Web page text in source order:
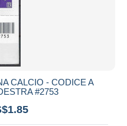
CALCIO - CODICE A
#2753